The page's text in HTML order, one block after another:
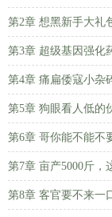
第2章 想黑新手大礼
第3章 超级基因强化
第4章 痛扁倭寇小杂
第5章 狗眼看人低的
第6章 哥你能不能不
第7章 亩产5000斤，
第8章 客官要不来一